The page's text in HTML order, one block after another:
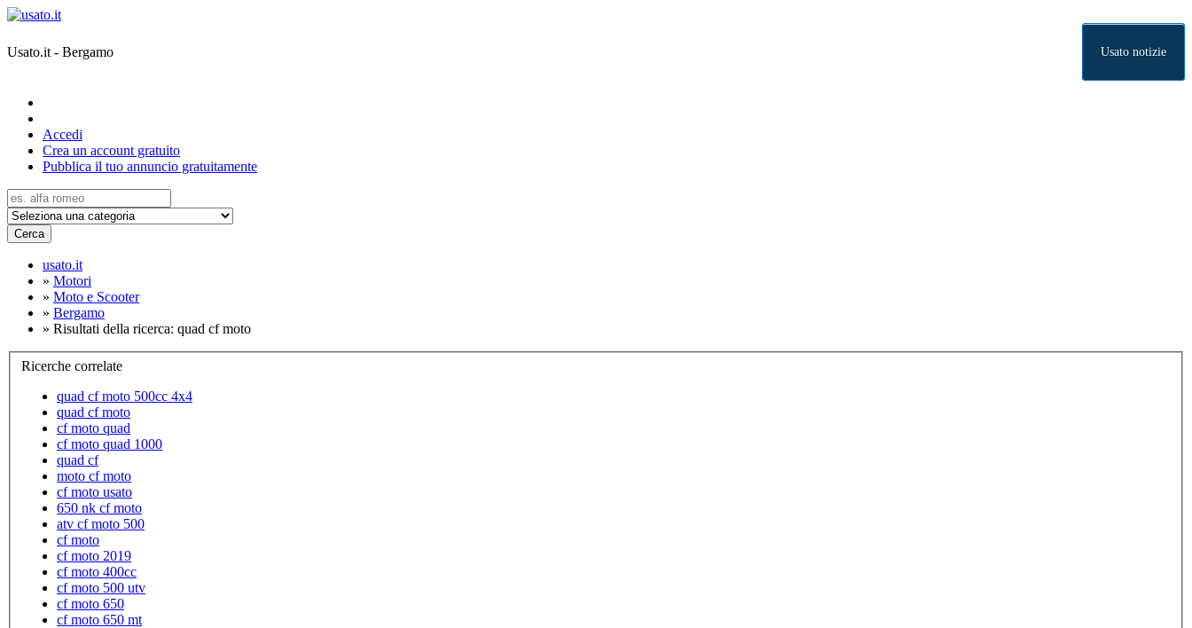
Usato.it - Bergamo Usato notizie
Accedi
Crea un account gratuito
Pubblica il tuo annuncio gratuitamente
Cerca
usato.it
» Motori
» Moto e Scooter
» Bergamo
» Risultati della ricerca: quad cf moto
Ricerche correlate
quad cf moto 500cc 4x4
quad cf moto
cf moto quad
cf moto quad 1000
quad cf
moto cf moto
cf moto usato
650 nk cf moto
atv cf moto 500
cf moto
cf moto 2019
cf moto 400cc
cf moto 500 utv
cf moto 650
cf moto 650 mt